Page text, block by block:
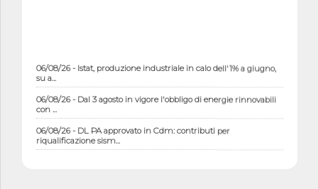
06/08/26 - Istat, produzione industriale in calo dell'1% a giugno,
su a...
06/08/26 - Dal 3 agosto in vigore l'obbligo di energie rinnovabili
con ...
06/08/26 - DL PA approvato in Cdm: contributi per
riqualificazione sism...